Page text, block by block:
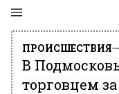
ПРОИСШЕСТВИЯ
В
торговцем